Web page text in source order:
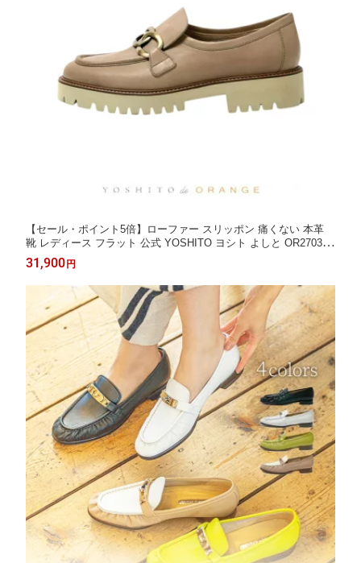
【セール・ポイント5倍】ローファー スリッポン 痛くない 本革
靴 レディース フラット 公式 YOSHITO ヨシト よしと OR2703
ローヒール 歩きやすい 走れる 通勤 人気 オフィス ブラック ライ
トオーク ホワイト 外反母趾 幅広 仕事用 ぺたんこ
31,900円